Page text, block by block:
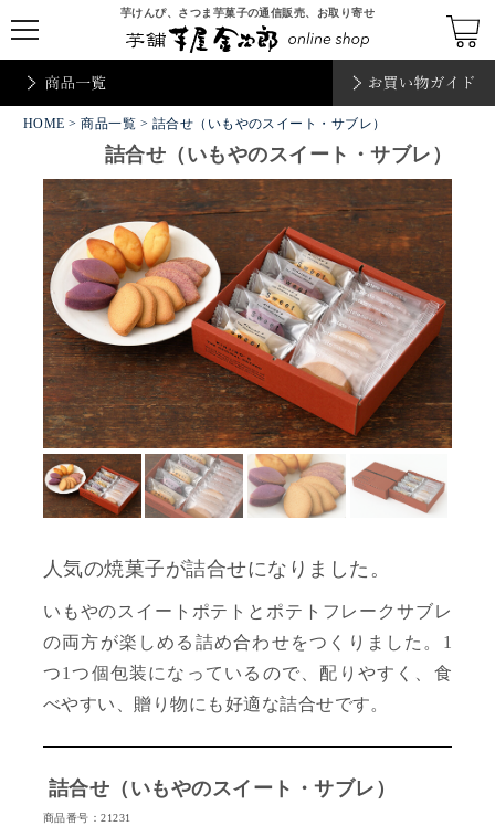
芋けんぴ、さつま芋菓子の通信販売、お取り寄せ
t
o
g
g
e
n
HOME >商品一覧 > 詰合せ（いもやのスイート・サブレ）
詰合せ（いもやのスイート・サブレ）
人気の焼菓子が詰合せになりました。
いもやのスイートポテトとポテトフレークサブレ
の両方が楽しめる詰め合わせをつくりました。1
つ1つ個包装になっているので、配りやすく、食
べやすい、贈り物にも好適な詰合せです。
詰合せ（いもやのスイート・サブレ）
商品番号：21231